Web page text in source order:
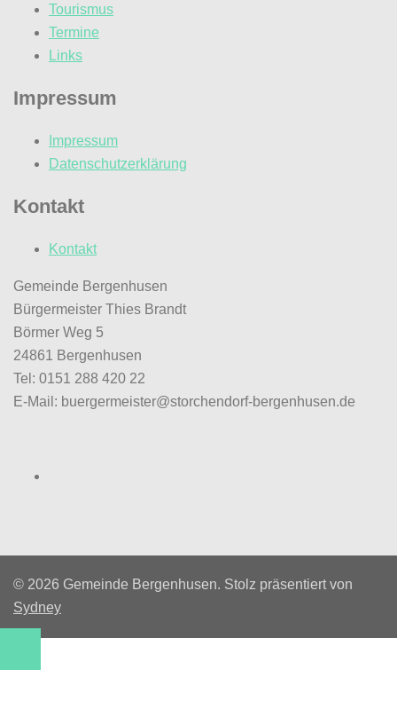
Tourismus
Termine
Links
Impressum
Impressum
Datenschutzerklärung
Kontakt
Kontakt
Gemeinde Bergenhusen
Bürgermeister Thies Brandt
Börmer Weg 5
24861 Bergenhusen
Tel: 0151 288 420 22
E-Mail: buergermeister@storchendorf-bergenhusen.de
© 2026 Gemeinde Bergenhusen. Stolz präsentiert von
Sydney